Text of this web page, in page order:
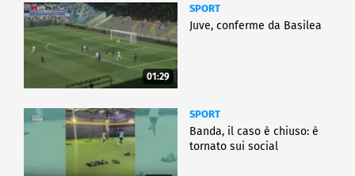
01:29
SPORT
Juve, conferme da Basilea
SPORT
Banda, il caso è chiuso: è
tornato sui social